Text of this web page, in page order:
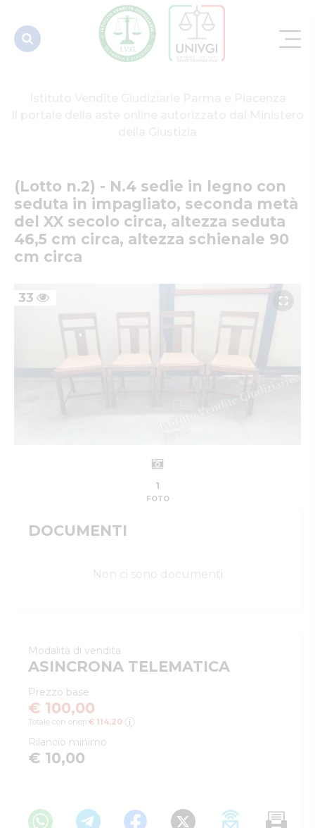
metà del
X...
(Lotto n.2) - N.4 sedie in legno con
seduta in impagliato, seconda metà
del XX secolo circa, altezza seduta
46,5 cm circa, altezza schienale 90
cm circa
33
1
FOTO
DOCUMENTI
Non ci sono documenti
Modalità di vendita
ASINCRONA TELEMATICA
Prezzo base
€ 100,00
Totale con oneri: € 114,20
Rilancio minimo
€ 10,00